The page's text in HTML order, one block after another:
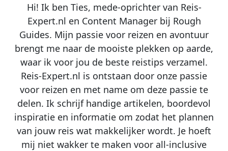
Hi! Ik ben Ties, mede-oprichter van Reis-
Expert.nl en Content Manager bij Rough
Guides. Mijn passie voor reizen en avontuur
brengt me naar de mooiste plekken op aarde,
waar ik voor jou de beste reistips verzamel.
Reis-Expert.nl is ontstaan door onze passie
voor reizen en met name om deze passie te
delen. Ik schrijf handige artikelen, boordevol
inspiratie en informatie om zodat het plannen
van jouw reis wat makkelijker wordt. Je hoeft
mij niet wakker te maken voor all-inclusive